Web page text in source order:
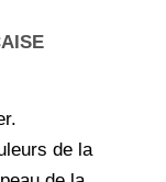
de la